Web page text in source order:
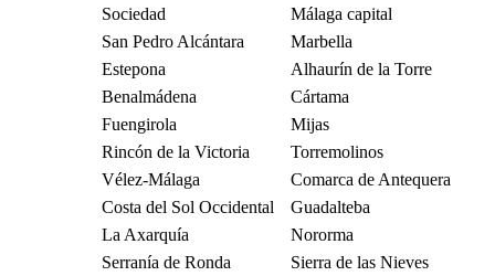
Sociedad
Málaga capital
San Pedro Alcántara
Marbella
Estepona
Alhaurín de la Torre
Benalmádena
Cártama
Fuengirola
Mijas
Rincón de la Victoria
Torremolinos
Vélez-Málaga
Comarca de Antequera
Costa del Sol Occidental
Guadalteba
La Axarquía
Nororma
Serranía de Ronda
Sierra de las Nieves